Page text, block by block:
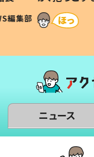
親
編集部 「涙が出まし
い」
ニュース